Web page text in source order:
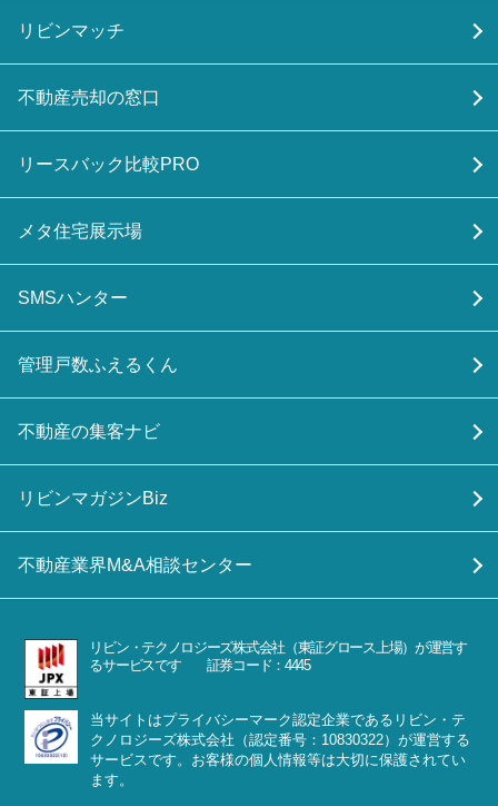
リビンマッチ
不動産売却の窓口
リースバック比較PRO
メタ住宅展示場
SMSハンター
管理戸数ふえるくん
不動産の集客ナビ
リビンマガジンBiz
不動産業界M&A相談センター
リビン・テクノロジーズ株式会社（東証グロース上場）が運営す
るサービスです 証券コード：4445
当サイトはプライバシーマーク認定企業であるリビン・テ
クノロジーズ株式会社（認定番号：10830322）が運営する
サービスです。お客様の個人情報等は大切に保護されてい
ます。